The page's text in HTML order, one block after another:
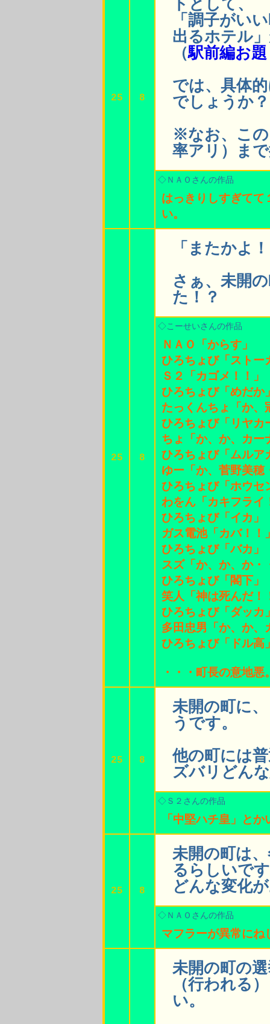
25 8
トとして、
「調子がい
出るホテル
（駅前編お
では、具体
でしょうか？
※なお、こ
率アリ）ま
◇ＮＡＯさんの作品
はっきりしすぎてて
い。
25 8
「またかよ
さぁ、未開
た！？
◇こーせいさんの作品
ＮＡＯ「からす」
ひろちょび「ストー
Ｓ２「カゴメ！！」
ひろちょび「めだか
たっくんちょ「か、
ひろちょび「リヤカ
ちょ「か、か、カー
ひろちょび「ムルア
ゆー「か、菅野美穂
ひろちょび「ホウセ
わをん「カキフライ
ひろちょび「イカ」
ガス電池「カバ！！
ひろちょび「バカ」
スズ「か、か、か・
ひろちょび「閣下」
笑人「神は死んだ！
ひろちょび「ダッカ
多田忠男「か、か、
ひろちょび「ドル高
・・・町長の意地悪
25 8
未開の町に
うです。
他の町には
ズバリどん
◇Ｓ２さんの作品
「中堅ハチ皇」と
25 8
未開の町は
るらしいで
どんな変化
◇ＮＡＯさんの作品
マフラーが異常にね
未開の町の
（行われる
い。